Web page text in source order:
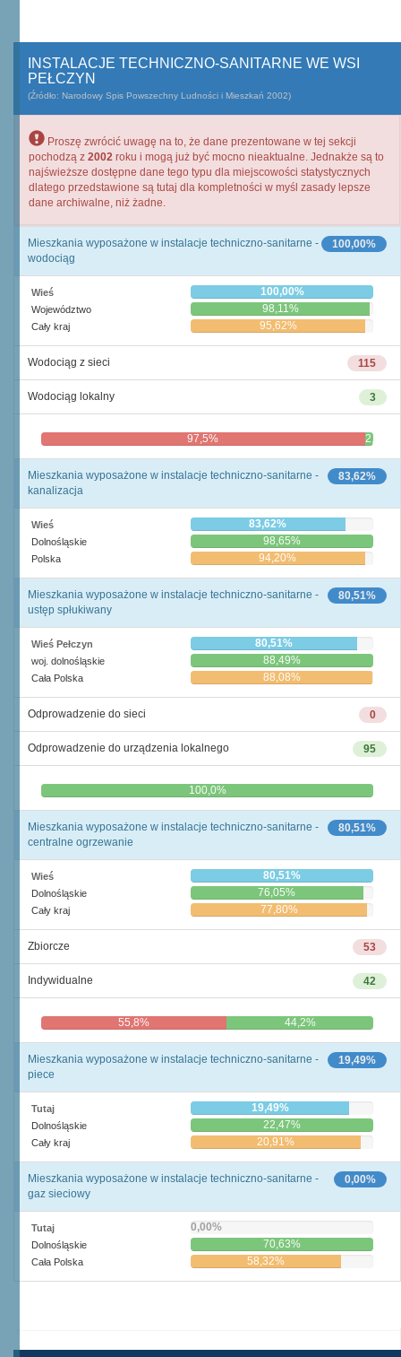
INSTALACJE TECHNICZNO-SANITARNE WE WSI
PEŁCZYN
(Źródło: Narodowy Spis Powszechny Ludności i Mieszkań 2002)
Proszę zwrócić uwagę na to, że dane prezentowane w tej sekcji
pochodzą z 2002 roku i mogą już być mocno nieaktualne. Jednakże są to
najświeższe dostępne dane tego typu dla miejscowości statystycznych
dlatego przedstawione są tutaj dla kompletności w myśl zasady lepsze
dane archiwalne, niż żadne.
100,00%
Mieszkania wyposażone w instalacje techniczno-sanitarne -
wodociąg
Wieś 100,00%
Województwo 98,11%
Cały kraj 95,62%
115
Wodociąg z sieci
3
Wodociąg lokalny
97,5% 2,5%
83,62%
Mieszkania wyposażone w instalacje techniczno-sanitarne -
kanalizacja
Wieś 83,62%
Dolnośląskie 98,65%
Polska 94,20%
80,51%
Mieszkania wyposażone w instalacje techniczno-sanitarne -
ustęp spłukiwany
Wieś Pełczyn 80,51%
woj. dolnośląskie 88,49%
Cała Polska 88,08%
0
Odprowadzenie do sieci
95
Odprowadzenie do urządzenia lokalnego
0,0% 100,0%
80,51%
Mieszkania wyposażone w instalacje techniczno-sanitarne -
centralne ogrzewanie
Wieś 80,51%
Dolnośląskie 76,05%
Cały kraj 77,80%
53
Zbiorcze
42
Indywidualne
55,8% 44,2%
19,49%
Mieszkania wyposażone w instalacje techniczno-sanitarne -
piece
Tutaj 19,49%
Dolnośląskie 22,47%
Cały kraj 20,91%
0,00%
Mieszkania wyposażone w instalacje techniczno-sanitarne -
gaz sieciowy
Tutaj 0,00%
Dolnośląskie 70,63%
Cała Polska 58,32%